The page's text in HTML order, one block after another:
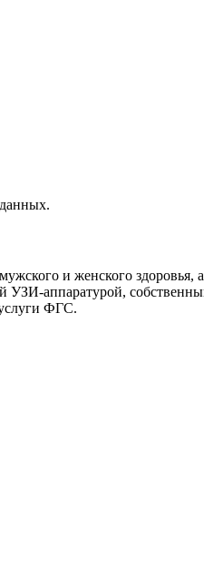
и женского здоровья, а
УЗИ-аппаратурой,
ФГС.